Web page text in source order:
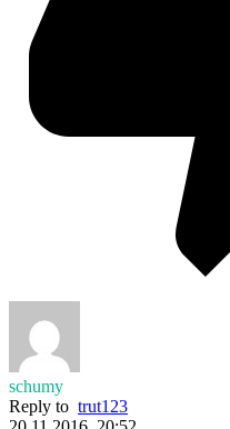
schumy
Reply to trut123